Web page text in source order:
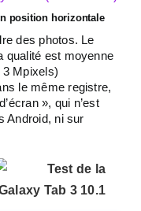
position horizontale
des photos. Le
qualité est moyenne
Mpixels)
le même registre,
», qui n’est
Android, ni sur